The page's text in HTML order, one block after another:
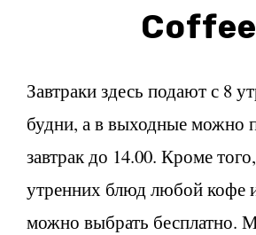
Coffee
Завтраки здесь подают с 8
будни, а в выходные можно
завтрак до 14.00. Кроме
утренних блюд любой кофе
можно выбрать бесплатно.